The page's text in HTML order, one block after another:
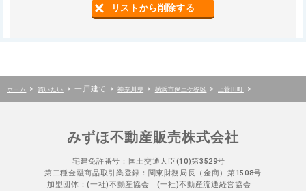
リストから削除する
ホーム > 買いたい > 一戸建て > 神奈川県 > 横浜市保土ケ谷区 > 上菅田町 >
みずほ不動産販売株式会社
宅建免許番号：国土交通大臣(10)第3529号
第二種金融商品取引業登録：関東財務局長（金商）第1508号
加盟団体：(一社)不動産協会 (一社)不動産流通経営協会